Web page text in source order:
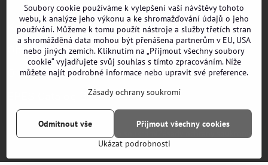
Kontakty
Obchodní podmínky
O nás
EPES Catalog B2B
© Předvolby soukromí
Vytvořeno systémem:ByznysWeb.cz
Soubory cookie používáme k vylepšení vaší návštěvy tohoto
webu, k analýze jeho výkonu a ke shromažďování údajů o jeho
používání. Můžeme k tomu použít nástroje a služby třetích stran
a shromážděná data mohou být přenášena partnerům v EU, USA
nebo jiných zemích. Kliknutím na „Přijmout všechny soubory
cookie“ vyjadřujete svůj souhlas s tímto zpracováním. Níže
můžete najít podrobné informace nebo upravit své preference.
Zásady ochrany soukromí
Ukázat podrobnosti
Přijmout všechny cookies
Odmítnout vše